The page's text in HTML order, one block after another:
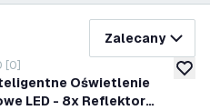
Zalecany
Oświetlenie
LED - 8x Reflektor
oceny
[0]